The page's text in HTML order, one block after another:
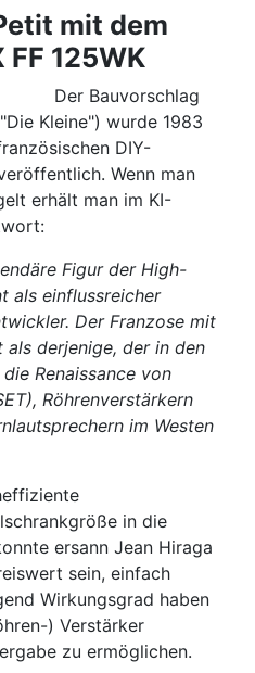
mit dem
FF 125WK
Der Bauvorschlag
Kleine") wurde 1983
DIY-
Wenn man
erhält man im KI-
Figur der High-
als einflussreicher
Der Franzose mit
als derjenige, der in den
Renaissance von
Röhrenverstärkern
im Westen
in die
ersann Jean Hiraga
sein, einfach
Wirkungsgrad haben
) Verstärker
zu ermöglichen.